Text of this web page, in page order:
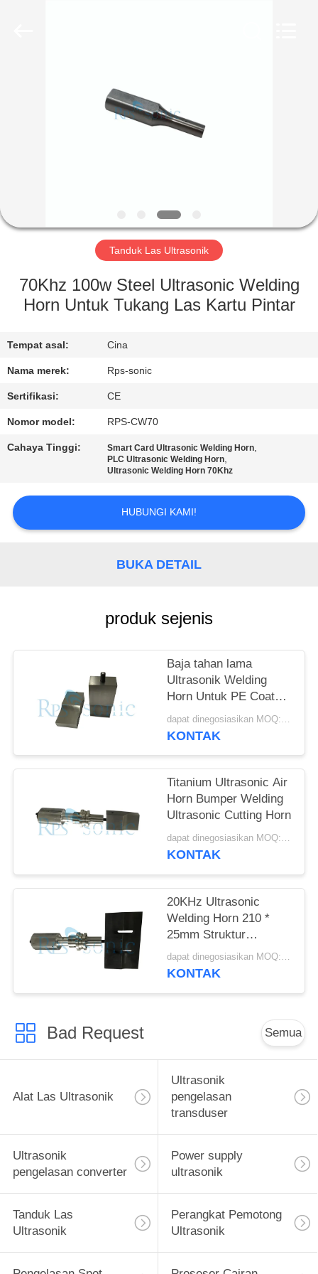
TUR
KONTROL
HUBUNGI
KAMI
SITEMAP
Tanduk Las Ultrasonik
70Khz 100w Steel Ultrasonic Welding
Horn Untuk Tukang Las Kartu Pintar
Tempat asal: Cina
Nama merek: Rps-sonic
Sertifikasi: CE
Nomor model: RPS-CW70
Cahaya Tinggi: Smart Card Ultrasonic Welding Horn,
PLC Ultrasonic Welding Horn,
Ultrasonic Welding Horn 70Khz
HUBUNGI KAMI!
BUKA DETAIL
produk sejenis
Baja tahan lama
Ultrasonik Welding
Horn Untuk PE Coated
Paper Box Packing
dapat dinegosiasikan MOQ:1pcs
KONTAK
Titanium Ultrasonic Air
Horn Bumper Welding
Ultrasonic Cutting Horn
dapat dinegosiasikan MOQ:1pcs
KONTAK
20KHz Ultrasonic
Welding Horn 210 *
25mm Struktur
Kompak Mudah
Dioperasikan
dapat dinegosiasikan MOQ:1pcs
KONTAK
Bad Request Semua
Alat Las Ultrasonik
Ultrasonik
pengelasan
transduser
Ultrasonik
pengelasan converter
Power supply
ultrasonik
Tanduk Las
Ultrasonik
Perangkat Pemotong
Ultrasonik